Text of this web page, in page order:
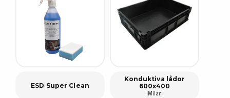
ESD Super Clean
Konduktiva lådor
600x400
iMilani